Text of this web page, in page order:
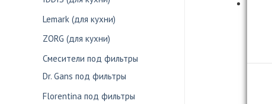
Lemark (для кухни)
ZORG (для кухни)
Смесители под фильтры
Dr. Gans под фильтры
Florentina под фильтры